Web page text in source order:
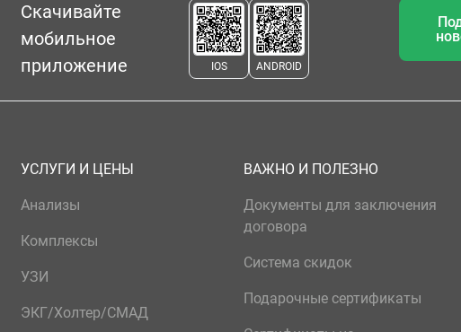
Скачивайте
мобильное
приложение
IOS ANDROID
УСЛУГИ И ЦЕНЫ
Анализы
Комплексы
УЗИ
ЭКГ/Холтер/СМАД
ВАЖНО И ПОЛЕЗНО
Документы для заключения
договора
Система скидок
Подарочные сертификаты